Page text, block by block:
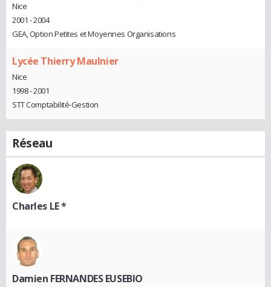
Nice
2001 - 2004
GEA, Option Petites et Moyennes Organisations
Lycée Thierry Maulnier
Nice
1998 - 2001
STT Comptabilité-Gestion
Réseau
Charles LE *
Damien FERNANDES EUSEBIO